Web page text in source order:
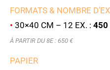
FORMATS & NOMBRE
• 30×40 CM – 12 EX. : 450
À PARTIR DU 8E : 650 €
PAPIER